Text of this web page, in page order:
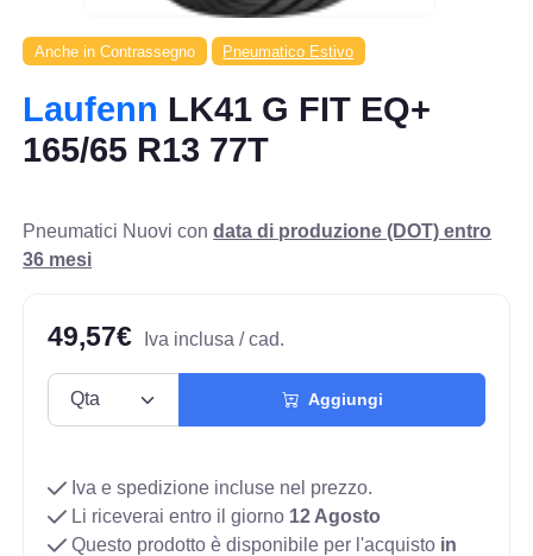
Anche in Contrassegno Pneumatico Estivo
Laufenn LK41 G FIT EQ+
165/65 R13 77T
Pneumatici Nuovi condata di produzione (DOT) entro
36 mesi
49,57€ Iva inclusa / cad.
Aggiungi
Iva e spedizione incluse nel prezzo.
Li riceverai entro il giorno 12 Agosto
Questo prodotto è disponibile per l'acquisto in